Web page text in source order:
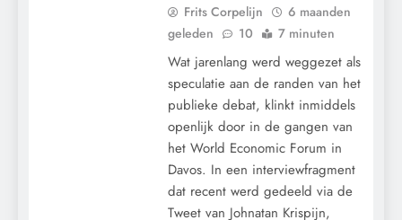
Frits Corpelijn
6 maanden
geleden
10 7 minuten
Wat jarenlang werd weggezet als
speculatie aan de randen van het
publieke debat, klinkt inmiddels
openlijk door in de gangen van
het World Economic Forum in
Davos. In een interviewfragment
dat recent werd gedeeld via de
Tweet van Johnatan Krispijn,